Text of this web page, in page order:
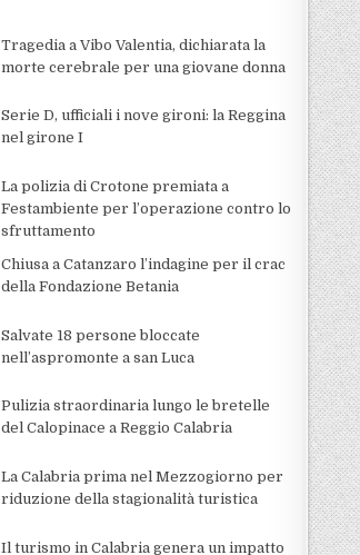
Tragedia a Vibo Valentia, dichiarata la
morte cerebrale per una giovane donna
Serie D, ufficiali i nove gironi: la Reggina
nel girone I
La polizia di Crotone premiata a
Festambiente per l’operazione contro lo
sfruttamento
Chiusa a Catanzaro l’indagine per il crac
della Fondazione Betania
Salvate 18 persone bloccate
nell’aspromonte a san Luca
Pulizia straordinaria lungo le bretelle
del Calopinace a Reggio Calabria
La Calabria prima nel Mezzogiorno per
riduzione della stagionalità turistica
Il turismo in Calabria genera un impatto